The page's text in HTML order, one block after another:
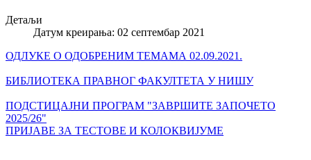
Детаљи
Датум креирања: 02 септембар 2021
ОДЛУКЕ О ОДОБРЕНИМ ТЕМАМА 02.09.2021.
БИБЛИОТЕКА ПРАВНОГ ФАКУЛТЕТА У НИШУ
ПОДСТИЦАЈНИ ПРОГРАМ "ЗАВРШИТЕ ЗАПОЧЕТО
2025/26"
ПРИЈАВЕ ЗА ТЕСТОВЕ И КОЛОКВИЈУМЕ